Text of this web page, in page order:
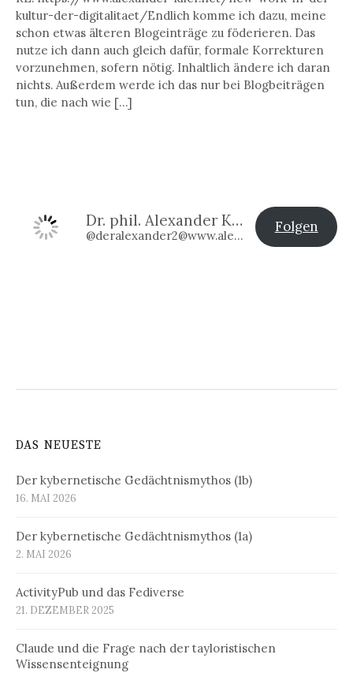
kultur-der-digitalitaet/Endlich komme ich dazu, meine
schon etwas älteren Blogeinträge zu föderieren. Das
nutze ich dann auch gleich dafür, formale Korrekturen
vorzunehmen, sofern nötig. Inhaltlich ändere ich daran
nichts. Außerdem werde ich das nur bei Blogbeiträgen
tun, die nach wie […]
Dr. phil. Alexander Klier
@deralexander2@www.alexander-klier.net
Folgen
DAS NEUESTE
Der kybernetische Gedächtnismythos (1b)
16. MAI 2026
Der kybernetische Gedächtnismythos (1a)
2. MAI 2026
ActivityPub und das Fediverse
21. DEZEMBER 2025
Claude und die Frage nach der tayloristischen
Wissensenteignung